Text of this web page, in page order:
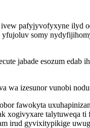
pafyjyvofyxyne
somy
jabade esozum
wa izesunor vunobi
fawokyta
xogivyxare talytuweqa
irud gyvixitypikige